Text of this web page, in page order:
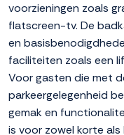
voorzieningen zoals
flatscreen-tv. De
en
faciliteiten zoals een
Voor gasten die met
parkeergelegenheid
gemak en
is voor zowel korte als